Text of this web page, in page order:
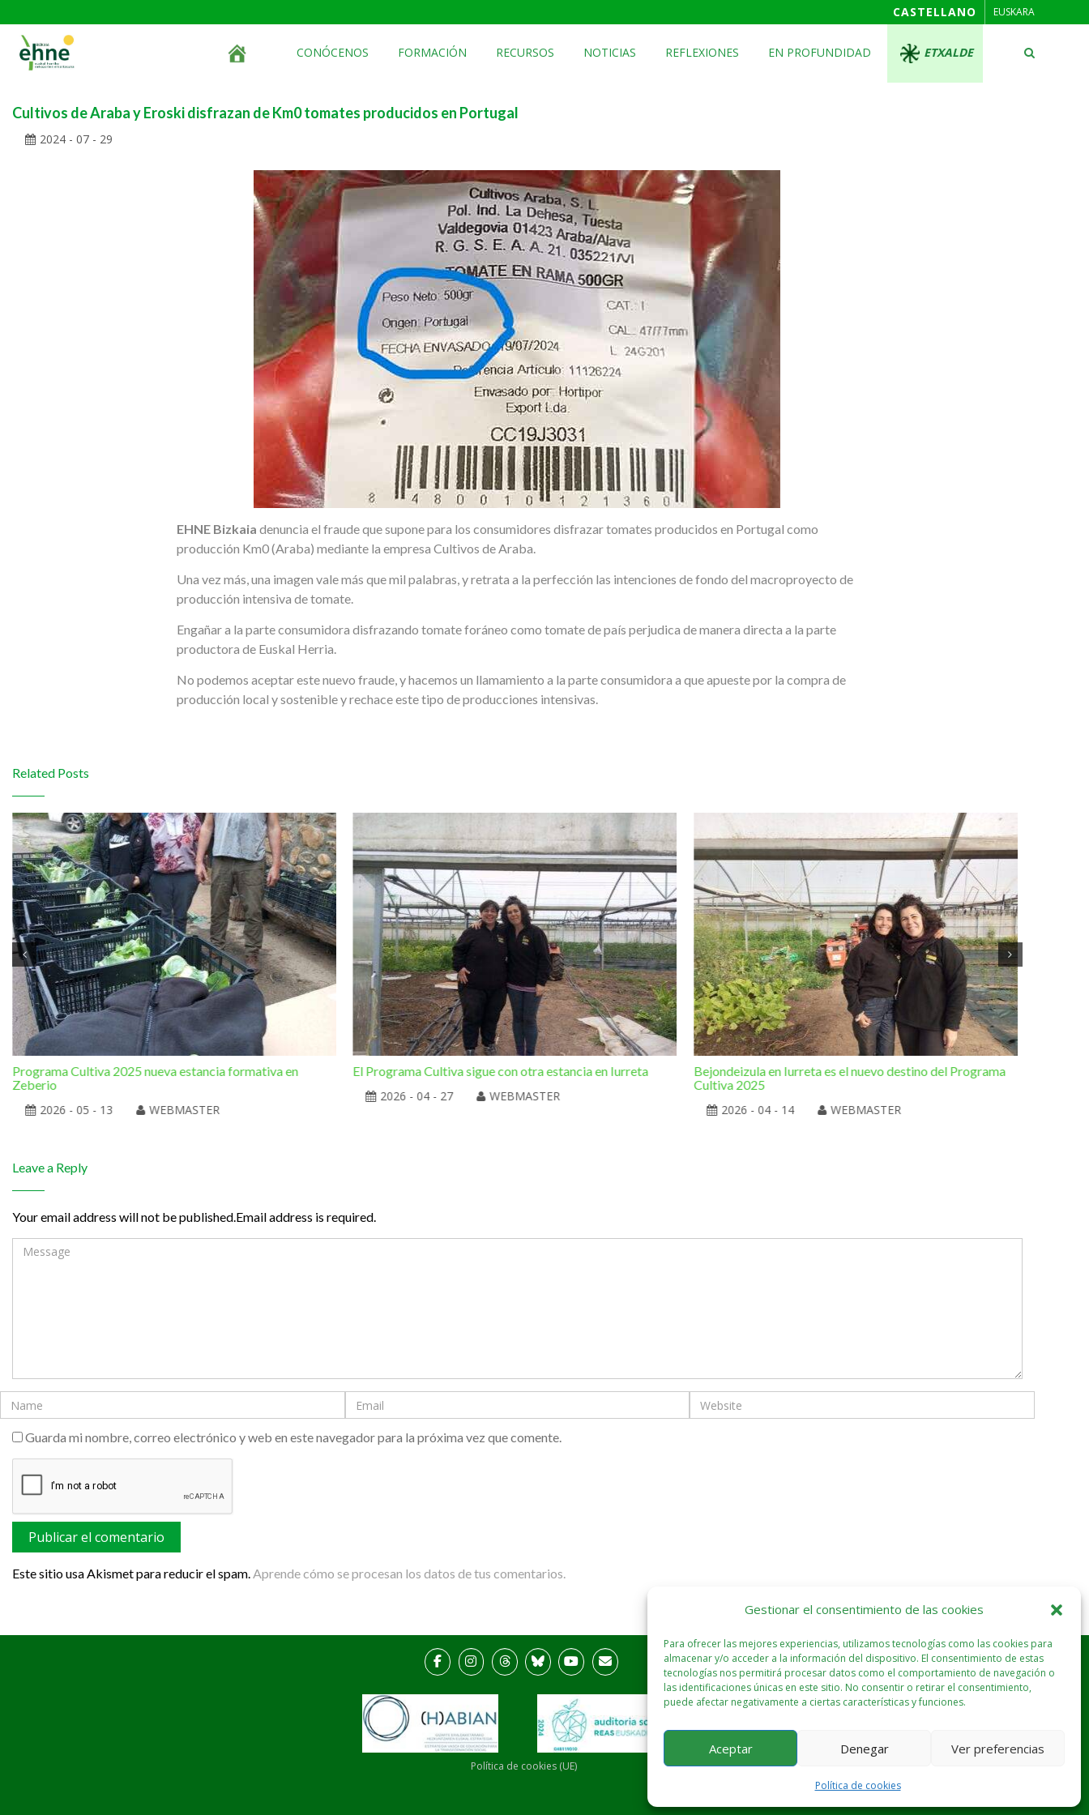
Gestionar el consentimiento de las cookies
Para ofrecer las mejores experiencias, utilizamos tecnologías como las cookies para
almacenar y/o acceder a la información del dispositivo. El consentimiento de estas
tecnologías nos permitirá procesar datos como el comportamiento de navegación o
las identificaciones únicas en este sitio. No consentir o retirar el consentimiento,
puede afectar negativamente a ciertas características y funciones.
Aceptar Denegar Ver preferencias
Política de cookies
CASTELLANO EUSKARA
CONÓCENOS FORMACIÓN RECURSOS NOTICIAS REFLEXIONES EN PROFUNDIDAD ETXALDE
Cultivos de Araba y Eroski disfrazan de Km0 tomates producidos en Portugal
2024 - 07 - 29
EHNE Bizkaia denuncia el fraude que supone para los consumidores disfrazar tomates producidos en Portugal como
producción Km0 (Araba) mediante la empresa Cultivos de Araba.
Una vez más, una imagen vale más que mil palabras, y retrata a la perfección las intenciones de fondo del macroproyecto de
producción intensiva de tomate.
Engañar a la parte consumidora disfrazando tomate foráneo como tomate de país perjudica de manera directa a la parte
productora de Euskal Herria.
No podemos aceptar este nuevo fraude, y hacemos un llamamiento a la parte consumidora a que apueste por la compra de
producción local y sostenible y rechace este tipo de producciones intensivas.
Related Posts
Programa Cultiva 2025 nueva estancia formativa en
Zeberio
2026 - 05 - 13
WEBMASTER
El Programa Cultiva sigue con otra estancia en Iurreta
2026 - 04 - 27
WEBMASTER
Bejondeizula en Iurreta es el nuevo destino del Programa
Cultiva 2025
2026 - 04 - 14
WEBMASTER
Leave a Reply
Your email address will not be published.Email address is required.
Guarda mi nombre, correo electrónico y web en este navegador para la próxima vez que comente.
Este sitio usa Akismet para reducir el spam.Aprende cómo se procesan los datos de tus comentarios.
Política de cookies (UE)